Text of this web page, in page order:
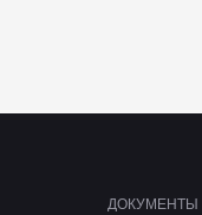
ДОКУМЕНТЫ